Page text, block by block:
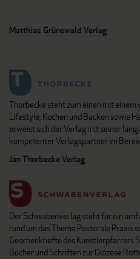
Matthias Grünewald Verlag
Thorbecke steht zum einen mit
Lifestyle, Kochen und Backen sowie
erweist sich der Verlag mit seiner
kompetenter Verlagspartner im
Jan Thorbecke Verlag
Der Schwabenverlag steht für ein
rund um das Thema Pastorale Praxis
Geschenkhefte des Künstlerpfarrers
Bücher und Schriften zur Diözese